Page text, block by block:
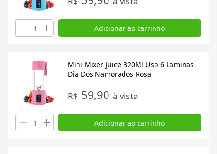
Adicionar ao carrinho
Mini Mixer Juice 320Ml Usb 6 Laminas
Dia Dos Namorados Rosa
R$ 59,90 à vista
Adicionar ao carrinho